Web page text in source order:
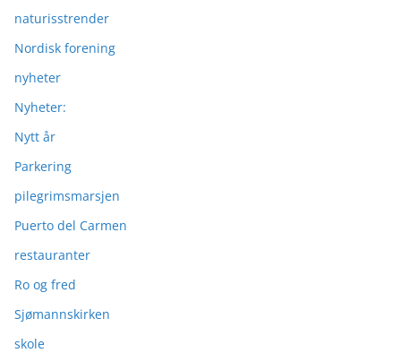
naturisstrender
Nordisk forening
nyheter
Nyheter:
Nytt år
Parkering
pilegrimsmarsjen
Puerto del Carmen
restauranter
Ro og fred
Sjømannskirken
skole